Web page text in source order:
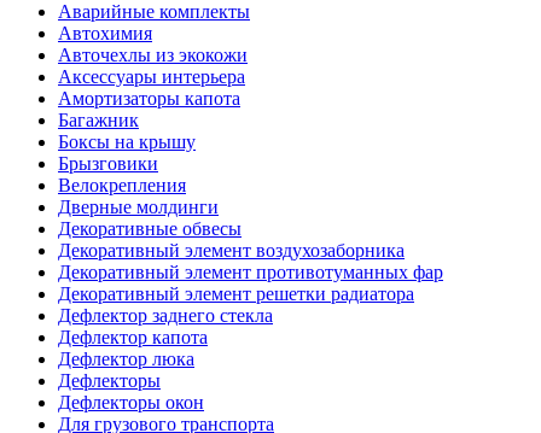
Аварийные комплекты
Автохимия
Авточехлы из экокожи
Аксессуары интерьера
Амортизаторы капота
Багажник
Боксы на крышу
Брызговики
Велокрепления
Дверные молдинги
Декоративные обвесы
Декоративный элемент воздухозаборника
Декоративный элемент противотуманных фар
Декоративный элемент решетки радиатора
Дефлектор заднего стекла
Дефлектор капота
Дефлектор люка
Дефлекторы
Дефлекторы окон
Для грузового транспорта